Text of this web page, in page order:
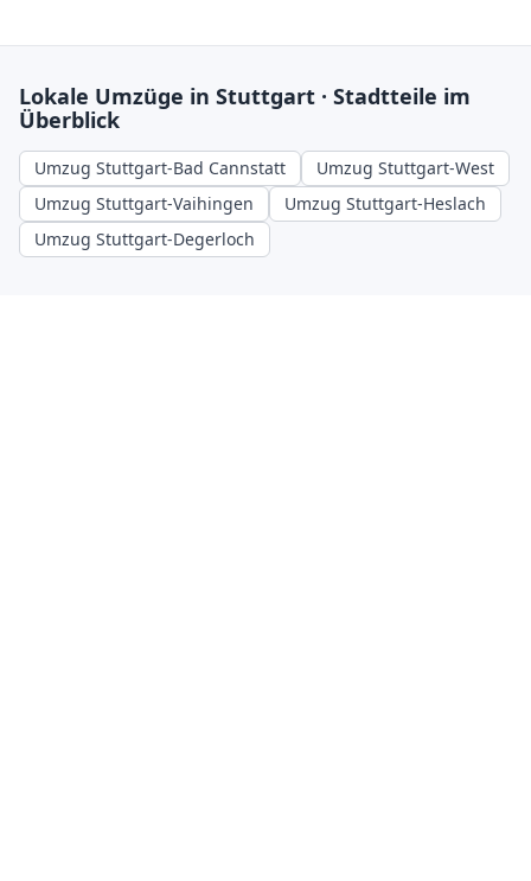
Lokale Umzüge in Stuttgart · Stadtteile im
Überblick
Umzug Stuttgart-Bad Cannstatt
Umzug Stuttgart-West
Umzug Stuttgart-Vaihingen
Umzug Stuttgart-Heslach
Umzug Stuttgart-Degerloch